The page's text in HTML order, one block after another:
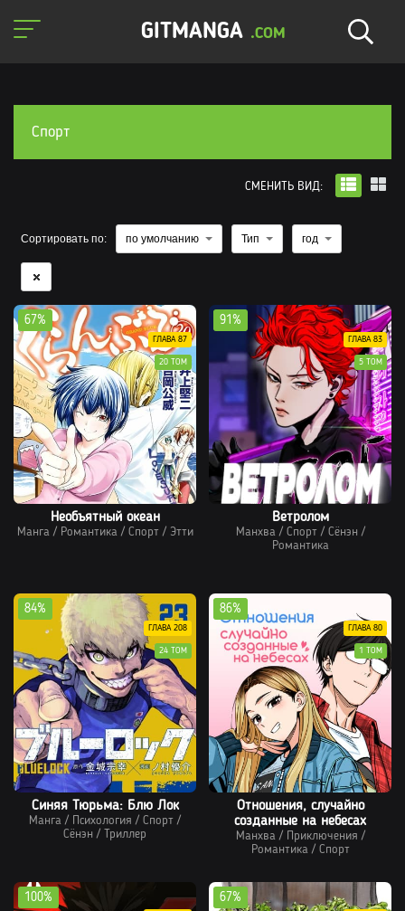
GITMANGA .COM
Сортировать по: по умолчанию Тип год
Необъятный океан
Манга/ Романтика/ Спорт/ Этти
67%
ГЛАВА 87
20 ТОМ
Ветролом
Манхва/ Спорт/ Сёнэн /
Романтика
91%
ГЛАВА 83
5 ТОМ
Синяя Тюрьма: Блю Лок
Манга / Психология / Спорт /
Сёнэн / Триллер
84%
ГЛАВА 208
24 ТОМ
Отношения, случайно
созданные на небесах
Манхва/ Приключения /
Романтика/ Спорт
86%
ГЛАВА 80
1 ТОМ
100% 67%
СМЕНИТЬ ВИД:
Спорт